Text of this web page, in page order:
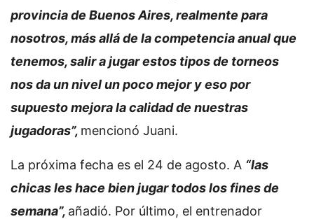
provincia de Buenos Aires, realmente para
nosotros, más allá de la competencia anual que
tenemos, salir a jugar estos tipos de torneos
nos da un nivel un poco mejor y eso por
supuesto mejora la calidad de nuestras
jugadoras”, mencionó Juani.
La próxima fecha es el 24 de agosto. A “las
chicas les hace bien jugar todos los fines de
semana”, añadió. Por último, el entrenador